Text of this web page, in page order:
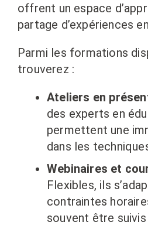
offrent un espace
partage d’expériences
Parmi les formations
trouverez :
Ateliers en
des experts en
permettent une
dans les
Webinaires et
Flexibles, ils
contraintes
souvent être